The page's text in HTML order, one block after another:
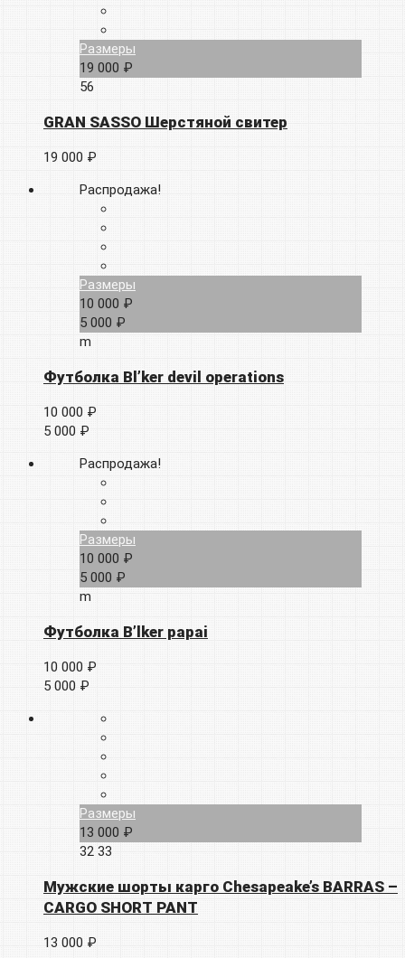
Размеры
19 000 ₽
56
GRAN SASSO Шерстяной свитер
19 000 ₽
Распродажа!
Размеры
10 000 ₽
5 000 ₽
m
Футболка Bl’ker devil operations
10 000 ₽
5 000 ₽
Распродажа!
Размеры
10 000 ₽
5 000 ₽
m
Футболка B’lker papai
10 000 ₽
5 000 ₽
Размеры
13 000 ₽
32 33
Мужские шорты карго Chesapeake’s BARRAS –
CARGO SHORT PANT
13 000 ₽